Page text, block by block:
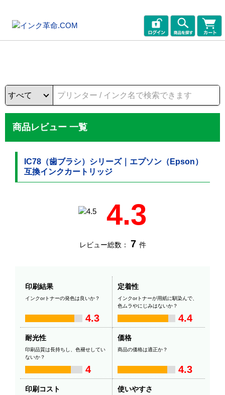
商品レビュー 一覧
IC78（歯ブラシ）シリーズ｜エプソン（Epson）
互換インクカートリッジ
4.3
レビュー総数： 7 件
印刷結果
インクorトナーの発色は良いか？
4.3
定着性
インクorトナーが用紙に馴染んで、
色ムラやにじみはないか？
4.4
耐光性
印刷品質は長持ちし、色褪せしてい
ないか？
4
価格
商品の価格は適正か？
4.3
印刷コスト 使いやすさ